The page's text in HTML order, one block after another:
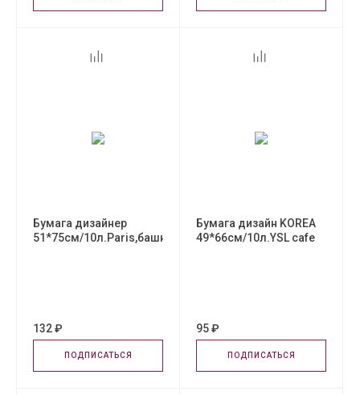
Бумага дизайнер
51*75см/10л.Paris,башня
132 ₽
ПОДПИСАТЬСЯ
Бумага дизайн KOREA
49*66см/10л.YSL cafe
95 ₽
ПОДПИСАТЬСЯ